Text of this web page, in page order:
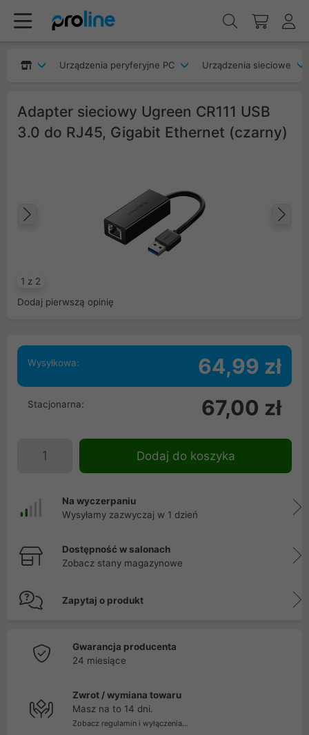
Urządzenia peryferyjne PC Urządzenia sieciowe
Adapter sieciowy Ugreen CR111 USB
3.0 do RJ45, Gigabit Ethernet (czarny)
1 z 2
Poprzedni
Dodaj pierwszą opinię
Wysyłkowa: 64,99 zł
Stacjonarna: 67,00 zł
Dodaj do koszyka
Na wyczerpaniu
Wysyłamy zazwyczaj w 1 dzień
Dostępność w salonach
Zobacz stany magazynowe
Zapytaj o produkt
Gwarancja producenta
24 miesiące
Zwrot / wymiana towaru
Masz na to 14 dni.
Zobacz regulamin i wyłączenia...